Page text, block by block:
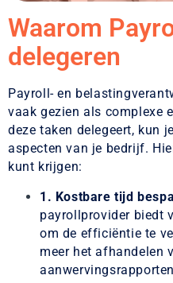
Waarom
delegeren
Payroll- en
vaak gezien als complexe
deze taken delegeert, kun
aspecten van je bedrijf.
kunt krijgen:
1. Kostbare tijd
payrollprovider biedt
om de efficiëntie te
meer het afhandelen